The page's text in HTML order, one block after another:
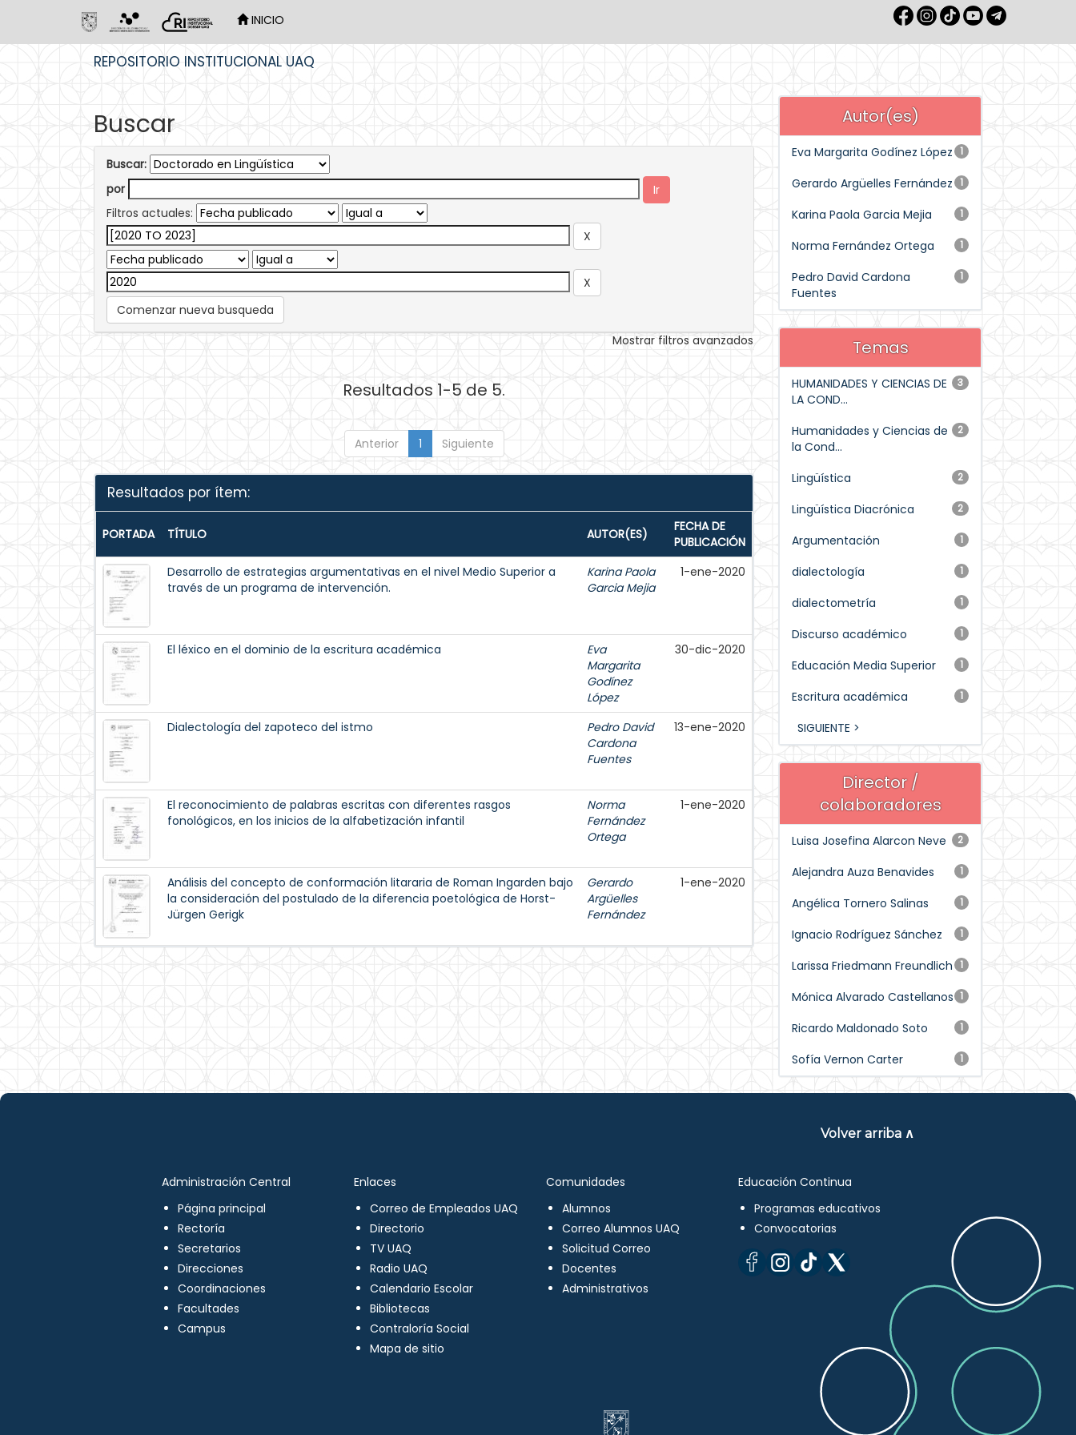
INICIO
REPOSITORIO INSTITUCIONAL UAQ
Buscar
Buscar:
por
Filtros actuales:
Comenzar nueva busqueda
Mostrar filtros avanzados
Resultados 1-5 de 5.
Anterior 1 Siguiente
Resultados por ítem:
PORTADA TÍTULO AUTOR(ES)
FECHA DE
PUBLICACIÓN
Desarrollo de estrategias argumentativas en el nivel Medio Superior a
través de un programa de intervención.
Karina Paola
Garcia Mejia
1-ene-2020
El léxico en el dominio de la escritura académica
Eva
Margarita
Godínez
López
30-dic-2020
Dialectología del zapoteco del istmo
Pedro David
Cardona
Fuentes
13-ene-2020
El reconocimiento de palabras escritas con diferentes rasgos
fonológicos, en los inicios de la alfabetización infantil
Norma
Fernández
Ortega
1-ene-2020
Análisis del concepto de conformación litararia de Roman Ingarden bajo
la consideración del postulado de la diferencia poetológica de Horst-
Jürgen Gerigk
Gerardo
Argüelles
Fernández
1-ene-2020
Autor(es)
1
Eva Margarita Godínez López
1
Gerardo Argüelles Fernández
1
Karina Paola Garcia Mejia
1
Norma Fernández Ortega
1
Pedro David Cardona
Fuentes
Temas
3
HUMANIDADES Y CIENCIAS DE
LA COND...
2
Humanidades y Ciencias de
la Cond...
2
Lingüística
2
Lingüística Diacrónica
1
Argumentación
1
dialectología
1
dialectometría
1
Discurso académico
1
Educación Media Superior
1
Escritura académica
SIGUIENTE >
Director /
colaboradores
2
Luisa Josefina Alarcon Neve
1
Alejandra Auza Benavides
1
Angélica Tornero Salinas
1
Ignacio Rodríguez Sánchez
1
Larissa Friedmann Freundlich
1
Mónica Alvarado Castellanos
1
Ricardo Maldonado Soto
1
Sofía Vernon Carter
Volver arriba ∧
Administración Central
Página principal
Rectoría
Secretarios
Direcciones
Coordinaciones
Facultades
Campus
Enlaces
Correo de Empleados UAQ
Directorio
TV UAQ
Radio UAQ
Calendario Escolar
Bibliotecas
Contraloría Social
Mapa de sitio
Comunidades
Alumnos
Correo Alumnos UAQ
Solicitud Correo
Docentes
Administrativos
Educación Continua
Programas educativos
Convocatorias